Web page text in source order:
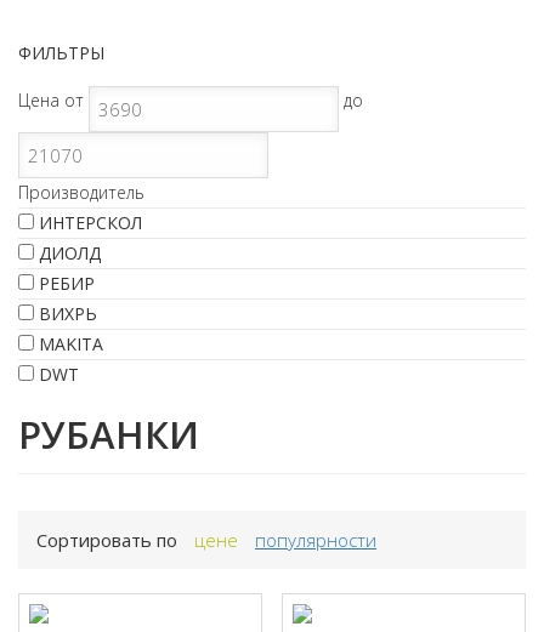
ФИЛЬТРЫ
Цена от до
Производитель
ИНТЕРСКОЛ
ДИОЛД
РЕБИР
ВИХРЬ
MAKITA
DWT
РУБАНКИ
Сортировать по цене популярности